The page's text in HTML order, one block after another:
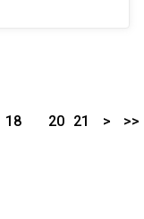
18
20 21 > >>